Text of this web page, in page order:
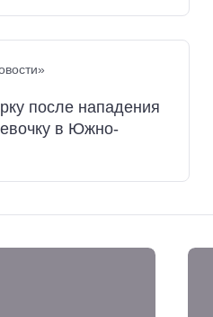
после нападения
в Южно-